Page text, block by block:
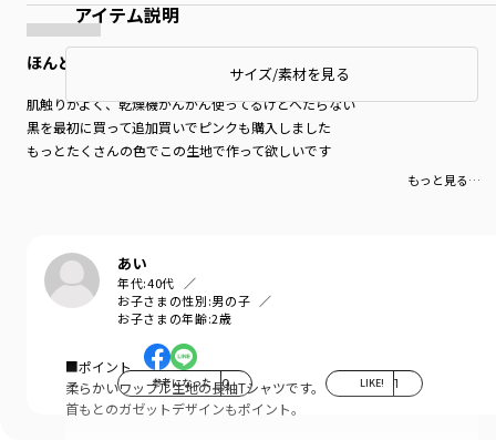
ほんとにやわらか！
肌触りがよく、乾燥機がんがん使ってるけどへたらない
黒を最初に買って追加買いでピンクも購入しました
もっとたくさんの色でこの生地で作って欲しいです
もっと見る…
あい
年代:40代
お子さまの性別:男の子
お子さまの年齢:2歳
参考になった 0 LIKE! 1
アイテム説明
サイズ/素材を見る
■ポイント
柔らかいワッフル生地の長袖Tシャツです。
首もとのガゼットデザインもポイント。